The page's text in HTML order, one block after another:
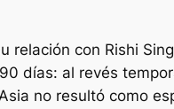
relación con Rishi
días: al revés
no resultó como